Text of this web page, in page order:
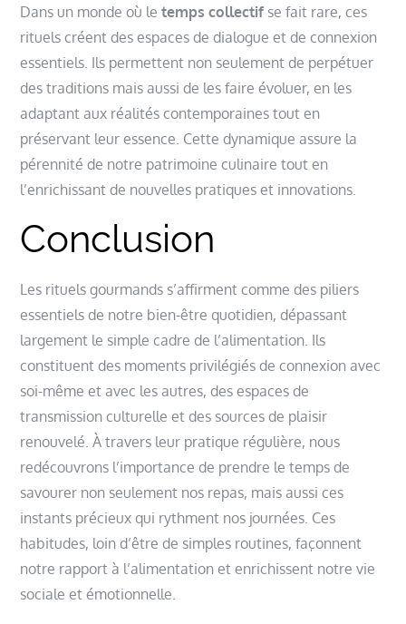
Dans un monde où letemps collectif se fait rare, ces
rituels créent des espaces de dialogue et de connexion
essentiels. Ils permettent non seulement de perpétuer
des traditions mais aussi de les faire évoluer, en les
adaptant aux réalités contemporaines tout en
préservant leur essence. Cette dynamique assure la
pérennité de notre patrimoine culinaire tout en
l’enrichissant de nouvelles pratiques et innovations.
Conclusion
Les rituels gourmands s’affirment comme des piliers
essentiels de notre bien-être quotidien, dépassant
largement le simple cadre de l’alimentation. Ils
constituent des moments privilégiés de connexion avec
soi-même et avec les autres, des espaces de
transmission culturelle et des sources de plaisir
renouvelé. À travers leur pratique régulière, nous
redécouvrons l’importance de prendre le temps de
savourer non seulement nos repas, mais aussi ces
instants précieux qui rythment nos journées. Ces
habitudes, loin d’être de simples routines, façonnent
notre rapport à l’alimentation et enrichissent notre vie
sociale et émotionnelle.